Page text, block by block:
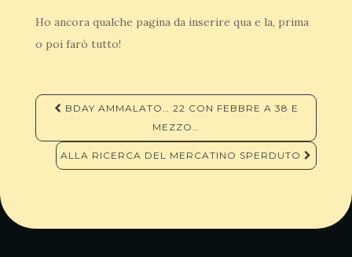
Ho ancora qualche pagina da inserire qua e la, prima
o poi farò tutto!
Navigazione
articoli
BDAY AMMALATO… 22 CON FEBBRE A 38 E
MEZZO…
ALLA RICERCA DEL MERCATINO SPERDUTO